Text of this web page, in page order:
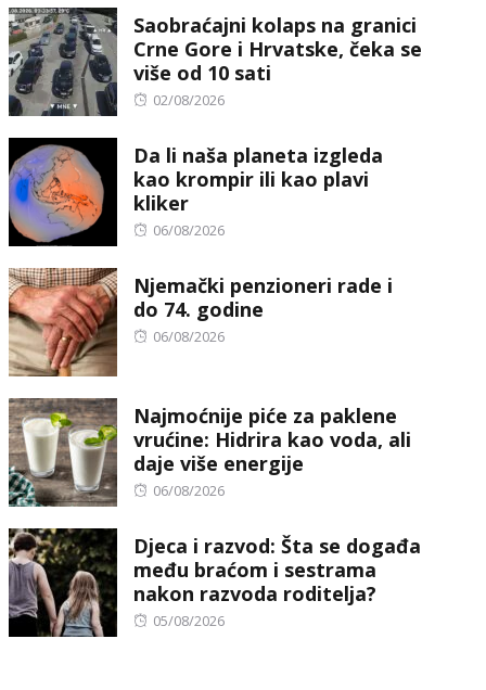
Saobraćajni kolaps na granici
Crne Gore i Hrvatske, čeka se
više od 10 sati
Posted
02/08/2026
Da li naša planeta izgleda
kao krompir ili kao plavi
kliker
Posted
06/08/2026
Njemački penzioneri rade i
do 74. godine
Posted
06/08/2026
Najmoćnije piće za paklene
vrućine: Hidrira kao voda, ali
daje više energije
Posted
06/08/2026
Djeca i razvod: Šta se događa
među braćom i sestrama
nakon razvoda roditelja?
Posted
05/08/2026